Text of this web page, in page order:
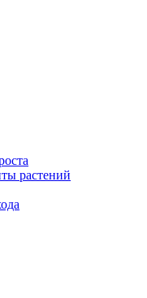
растений